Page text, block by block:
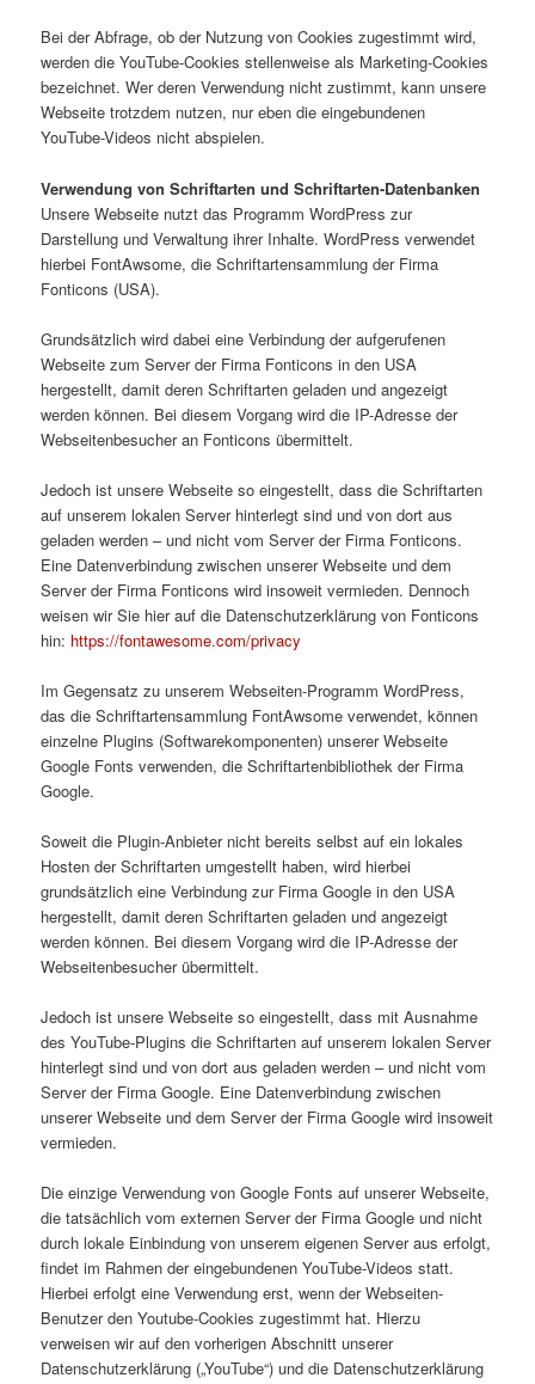
Bei der Abfrage, ob der Nutzung von Cookies zugestimmt wird,
werden die YouTube-Cookies stellenweise als Marketing-Cookies
bezeichnet. Wer deren Verwendung nicht zustimmt, kann unsere
Webseite trotzdem nutzen, nur eben die eingebundenen
YouTube-Videos nicht abspielen.
Verwendung von Schriftarten und Schriftarten-Datenbanken
Unsere Webseite nutzt das Programm WordPress zur
Darstellung und Verwaltung ihrer Inhalte. WordPress verwendet
hierbei FontAwsome, die Schriftartensammlung der Firma
Fonticons (USA).
Grundsätzlich wird dabei eine Verbindung der aufgerufenen
Webseite zum Server der Firma Fonticons in den USA
hergestellt, damit deren Schriftarten geladen und angezeigt
werden können. Bei diesem Vorgang wird die IP-Adresse der
Webseitenbesucher an Fonticons übermittelt.
Jedoch ist unsere Webseite so eingestellt, dass die Schriftarten
auf unserem lokalen Server hinterlegt sind und von dort aus
geladen werden – und nicht vom Server der Firma Fonticons.
Eine Datenverbindung zwischen unserer Webseite und dem
Server der Firma Fonticons wird insoweit vermieden. Dennoch
weisen wir Sie hier auf die Datenschutzerklärung von Fonticons
hin: https://fontawesome.com/privacy
Im Gegensatz zu unserem Webseiten-Programm WordPress,
das die Schriftartensammlung FontAwsome verwendet, können
einzelne Plugins (Softwarekomponenten) unserer Webseite
Google Fonts verwenden, die Schriftartenbibliothek der Firma
Google.
Soweit die Plugin-Anbieter nicht bereits selbst auf ein lokales
Hosten der Schriftarten umgestellt haben, wird hierbei
grundsätzlich eine Verbindung zur Firma Google in den USA
hergestellt, damit deren Schriftarten geladen und angezeigt
werden können. Bei diesem Vorgang wird die IP-Adresse der
Webseitenbesucher übermittelt.
Jedoch ist unsere Webseite so eingestellt, dass mit Ausnahme
des YouTube-Plugins die Schriftarten auf unserem lokalen Server
hinterlegt sind und von dort aus geladen werden – und nicht vom
Server der Firma Google. Eine Datenverbindung zwischen
unserer Webseite und dem Server der Firma Google wird insoweit
vermieden.
Die einzige Verwendung von Google Fonts auf unserer Webseite,
die tatsächlich vom externen Server der Firma Google und nicht
durch lokale Einbindung von unserem eigenen Server aus erfolgt,
findet im Rahmen der eingebundenen YouTube-Videos statt.
Hierbei erfolgt eine Verwendung erst, wenn der Webseiten-
Benutzer den Youtube-Cookies zugestimmt hat. Hierzu
verweisen wir auf den vorherigen Abschnitt unserer
Datenschutzerklärung („YouTube“) und die Datenschutzerklärung